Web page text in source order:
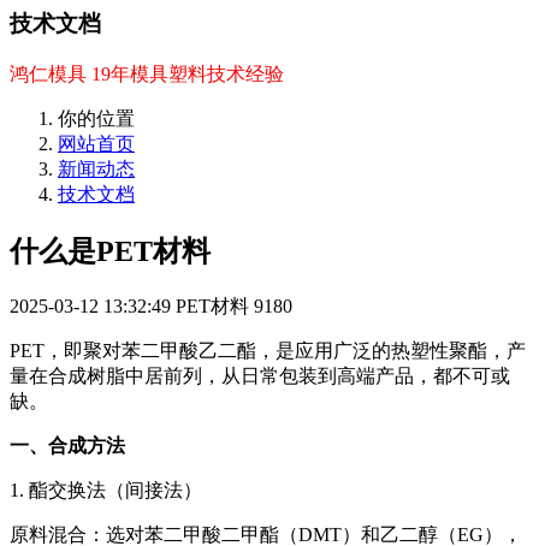
技术文档
鸿仁模具 19年模具塑料技术经验
你的位置
网站首页
新闻动态
技术文档
什么是PET材料
2025-03-12 13:32:49 PET材料 9180
PET，即聚对苯二甲酸乙二酯，是应用广泛的热塑性聚酯，产
量在合成树脂中居前列，从日常包装到高端产品，都不可或
缺。
一、合成方法
1. 酯交换法（间接法）
原料混合：选对苯二甲酸二甲酯（DMT）和乙二醇（EG），